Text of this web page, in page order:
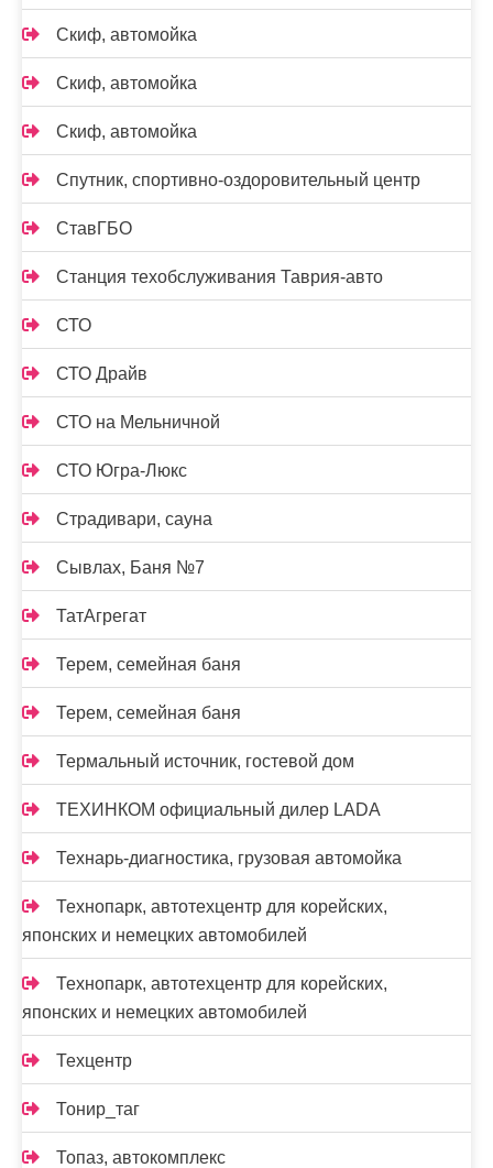
Скиф, автомойка
Скиф, автомойка
Скиф, автомойка
Спутник, спортивно-оздоровительный центр
СтавГБО
Станция техобслуживания Таврия-авто
СТО
СТО Драйв
СТО на Мельничной
СТО Югра-Люкс
Страдивари, сауна
Сывлах, Баня №7
ТатАгрегат
Терем, семейная баня
Терем, семейная баня
Термальный источник, гостевой дом
ТЕХИНКОМ официальный дилер LADA
Технарь-диагностика, грузовая автомойка
Технопарк, автотехцентр для корейских,
японских и немецких автомобилей
Технопарк, автотехцентр для корейских,
японских и немецких автомобилей
Техцентр
Тонир_таг
Топаз, автокомплекс